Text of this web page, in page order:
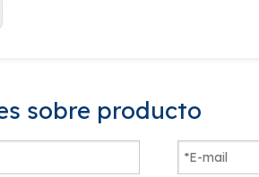
sobre producto